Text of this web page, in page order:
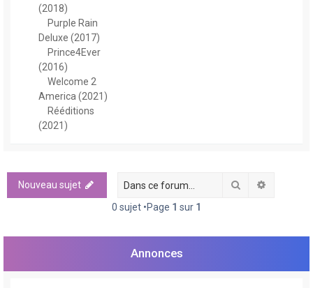
(2018)
Purple Rain
Deluxe (2017)
Prince4Ever
(2016)
Welcome 2
America (2021)
Rééditions
(2021)
Nouveau sujet Rechercher
0 sujet •Page 1 sur 1
Annonces